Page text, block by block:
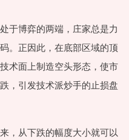
于博弈的两端，庄家总是力
。正因此，在底部区域的顶
术面上制造空头形态，使市
，引发技术派炒手的止损盘
，从下跌的幅度大小就可以